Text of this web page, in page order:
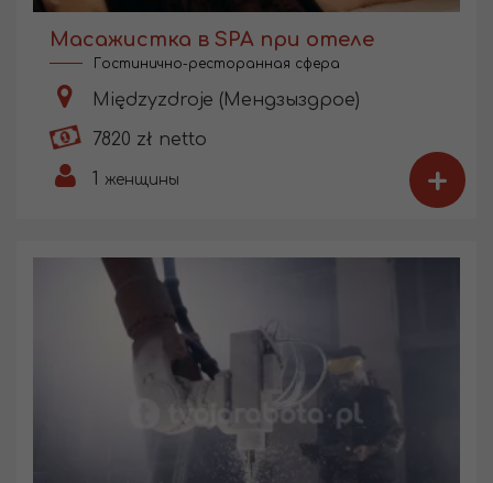
Масажистка в SPA при отеле
Гостинично-ресторанная сфера
Międzyzdroje (Мендзыздрое)
7820 zł netto
1 женщины +